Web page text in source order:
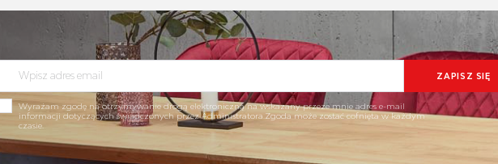
Wyrażam zgodę na otrzymywanie drogą elektroniczną na wskazany przeze mnie adres e-mail
informacji dotyczących świadczonych przez Administratora.Zgoda może zostać cofnięta w każdym
czasie.